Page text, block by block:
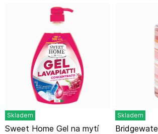
Skladem
Sweet Home Gel na mytí
Skladem
Bridgewater SWEET